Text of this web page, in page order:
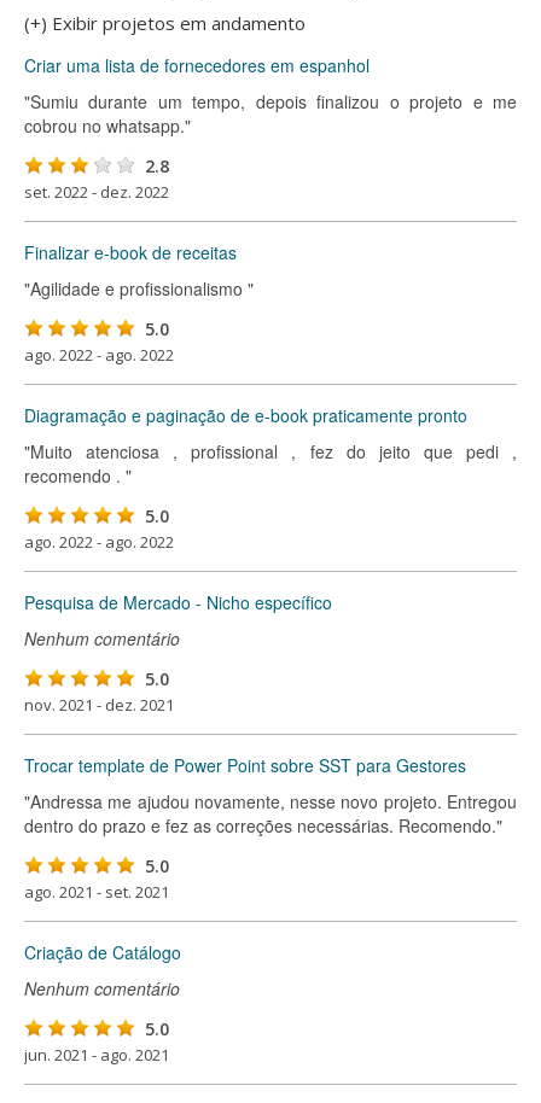
(+) Exibir projetos em andamento
Criar uma lista de fornecedores em espanhol
"Sumiu durante um tempo, depois finalizou o projeto e me
cobrou no whatsapp."
2.8
set. 2022 - dez. 2022
Finalizar e-book de receitas
"Agilidade e profissionalismo "
5.0
ago. 2022 - ago. 2022
Diagramação e paginação de e-book praticamente pronto
"Muito atenciosa , profissional , fez do jeito que pedi ,
recomendo . "
5.0
ago. 2022 - ago. 2022
Pesquisa de Mercado - Nicho específico
Nenhum comentário
5.0
nov. 2021 - dez. 2021
Trocar template de Power Point sobre SST para Gestores
"Andressa me ajudou novamente, nesse novo projeto. Entregou
dentro do prazo e fez as correções necessárias. Recomendo."
5.0
ago. 2021 - set. 2021
Criação de Catálogo
Nenhum comentário
5.0
jun. 2021 - ago. 2021